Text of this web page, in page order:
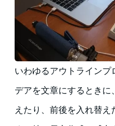
いわゆるアウトラインプ
デアを文章にするときに
えたり、前後を入れ替